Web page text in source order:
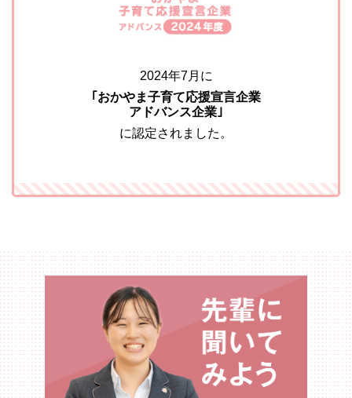
2024年7月に
｢おかやま子育て応援宣言企業
アドバンス企業｣
に認定されました。